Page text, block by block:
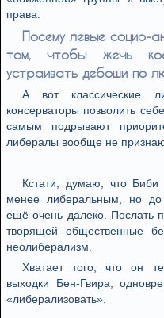
права.
Посему левые социо-
том, чтобы жечь
устраивать дебоши по
А вот классические
консерваторы позволить
самым подрывают
либералы вообще не
Кстати, думаю, что Биби
менее либеральным, но до
ещё очень далеко. Послать
творящей общественные
неолиберализм.
Хватает того, что он
выходки Бен-Гвира,
«либерализовать».